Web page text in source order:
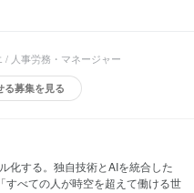
/ 人事労務・マネージャー
る募集を見る
化する。独自技術とAIを統合した
すべての人が時空を超えて働ける世